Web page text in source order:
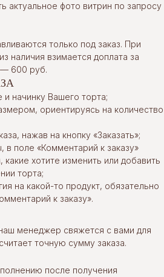
актуальное фото витрин по запросу
только под заказ. При
наличия взимается доплата за
— 600 руб.
начинку Вашего торта;
ориентируясь на количество
нажав на кнопку «Заказать»;
в поле «Комментарий к заказу»
хотите изменить или добавить
торта;
на какой-то продукт, обязательно
к заказу».
менеджер свяжется с вами для
точную сумму заказа.
после получения